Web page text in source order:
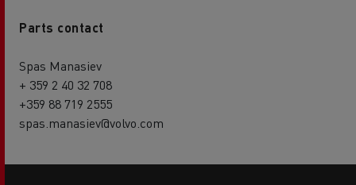
Parts contact
Spas Manasiev
+ 359 2 40 32 708
+359 88 719 2555
spas.manasiev@volvo.com